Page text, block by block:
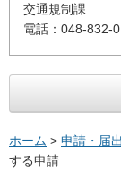
交通規制課
電話：048-832-
ホーム > 申請・届出
する申請